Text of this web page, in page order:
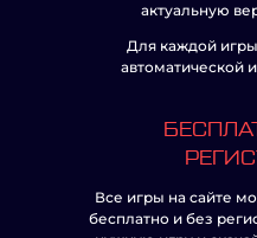
актуальную
Для каждой
автоматической
Все игры на сайте
бесплатно и без